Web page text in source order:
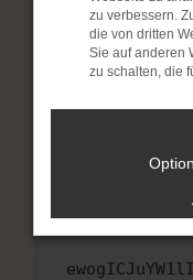
führen, dass
unterstützt
Wenn du alle
versuchen,
uns diesen
Fehlersuche
zu verbessern.
die von dritten
Sie auf anderen
zu schalten, die